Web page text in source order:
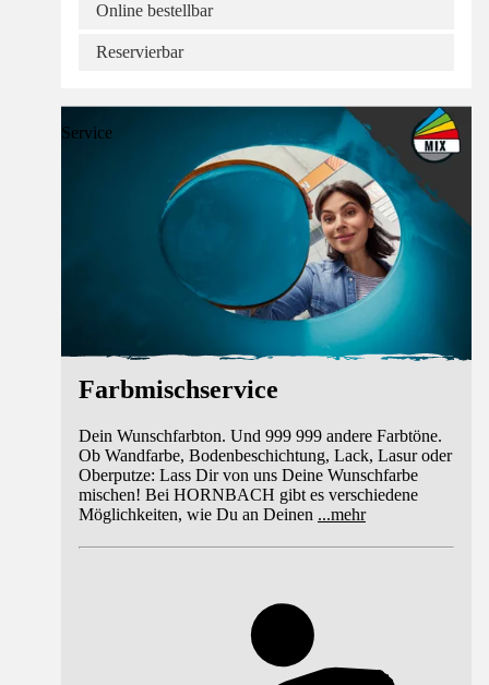
Online bestellbar
Reservierbar
Service
Farbmischservice
Dein Wunschfarbton. Und 999 999 andere Farbtöne.
Ob Wandfarbe, Bodenbeschichtung, Lack, Lasur oder
Oberputze: Lass Dir von uns Deine Wunschfarbe
mischen! Bei HORNBACH gibt es verschiedene
Möglichkeiten, wie Du an Deinen ...mehr